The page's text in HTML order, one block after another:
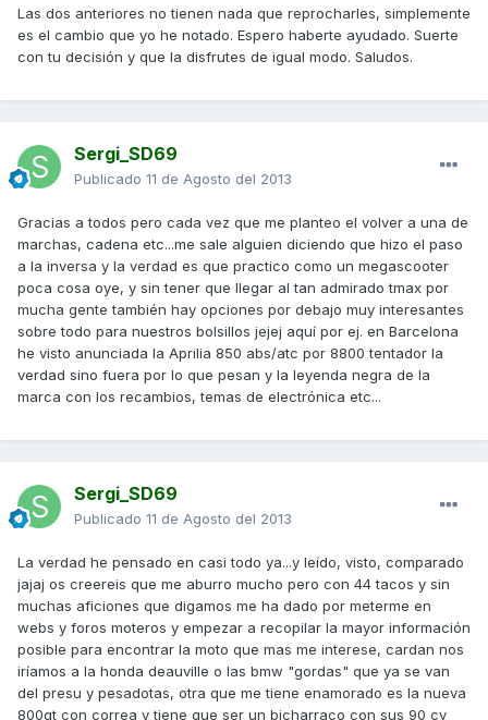
Las dos anteriores no tienen nada que reprocharles, simplemente
es el cambio que yo he notado. Espero haberte ayudado. Suerte
con tu decisión y que la disfrutes de igual modo. Saludos.
Sergi_SD69
Publicado 11 de Agosto del 2013
Gracias a todos pero cada vez que me planteo el volver a una de
marchas, cadena etc...me sale alguien diciendo que hizo el paso
a la inversa y la verdad es que practico como un megascooter
poca cosa oye, y sin tener que llegar al tan admirado tmax por
mucha gente también hay opciones por debajo muy interesantes
sobre todo para nuestros bolsillos jejej aquí por ej. en Barcelona
he visto anunciada la Aprilia 850 abs/atc por 8800 tentador la
verdad sino fuera por lo que pesan y la leyenda negra de la
marca con los recambios, temas de electrónica etc...
Sergi_SD69
Publicado 11 de Agosto del 2013
La verdad he pensado en casi todo ya...y leído, visto, comparado
jajaj os creereis que me aburro mucho pero con 44 tacos y sin
muchas aficiones que digamos me ha dado por meterme en
webs y foros moteros y empezar a recopilar la mayor información
posible para encontrar la moto que mas me interese, cardan nos
iríamos a la honda deauville o las bmw "gordas" que ya se van
del presu y pesadotas, otra que me tiene enamorado es la nueva
800gt con correa y tiene que ser un bicharraco con sus 90 cv